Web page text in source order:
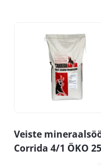
Veiste
Corrida 4/1 ÖKO